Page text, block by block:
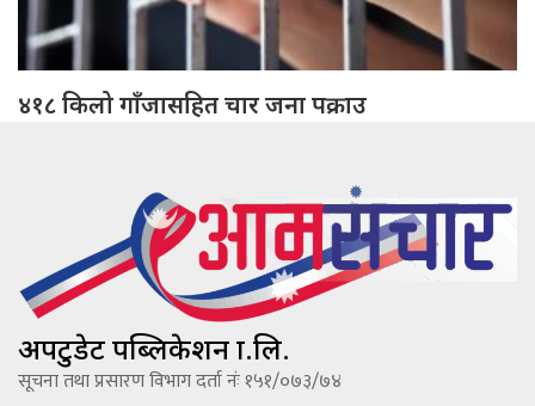
४१८ किलो गाँजासहित चार जना पक्राउ
अपटुडेट पब्लिकेशन प्रा.लि.
सूचना तथा प्रसारण विभाग दर्ता नंः १५१/०७३/७४